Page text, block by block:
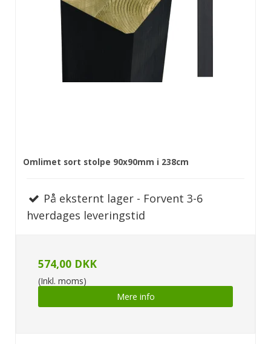
Omlimet sort stolpe 90x90mm i 238cm
På eksternt lager - Forvent 3-6
hverdages leveringstid
574,00 DKK
(Inkl. moms)
Mere info